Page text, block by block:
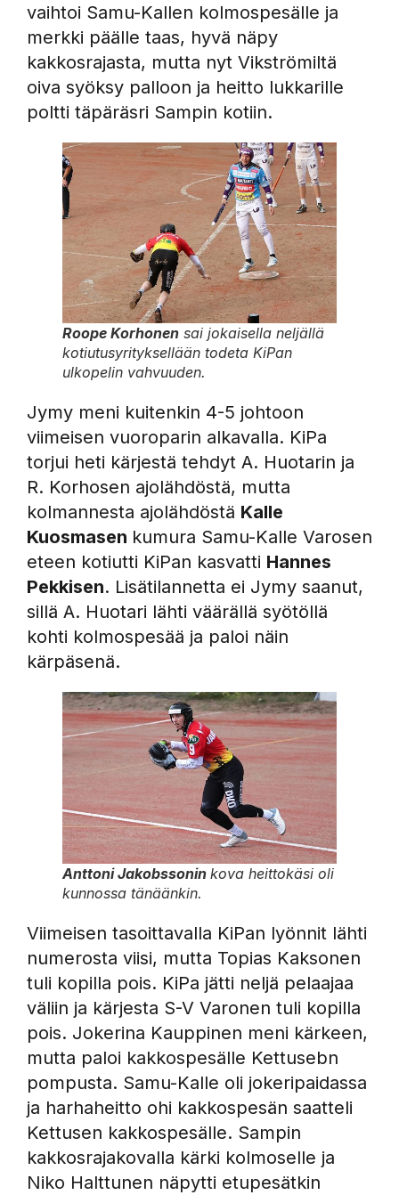
vaihtoi Samu-Kallen kolmospesälle ja
merkki päälle taas, hyvä näpy
kakkosrajasta, mutta nyt Vikströmiltä
oiva syöksy palloon ja heitto lukkarille
poltti täpäräsri Sampin kotiin.
Roope Korhonen sai jokaisella neljällä
kotiutusyrityksellään todeta KiPan
ulkopelin vahvuuden.
Jymy meni kuitenkin 4-5 johtoon
viimeisen vuoroparin alkavalla. KiPa
torjui heti kärjestä tehdyt A. Huotarin ja
R. Korhosen ajolähdöstä, mutta
kolmannesta ajolähdöstä Kalle
Kuosmasen kumura Samu-Kalle Varosen
eteen kotiutti KiPan kasvatti Hannes
Pekkisen. Lisätilannetta ei Jymy saanut,
sillä A. Huotari lähti väärällä syötöllä
kohti kolmospesää ja paloi näin
kärpäsenä.
Anttoni Jakobssonin kova heittokäsi oli
kunnossa tänäänkin.
Viimeisen tasoittavalla KiPan lyönnit lähti
numerosta viisi, mutta Topias Kaksonen
tuli kopilla pois. KiPa jätti neljä pelaajaa
väliin ja kärjesta S-V Varonen tuli kopilla
pois. Jokerina Kauppinen meni kärkeen,
mutta paloi kakkospesälle Kettusebn
pompusta. Samu-Kalle oli jokeripaidassa
ja harhaheitto ohi kakkospesän saatteli
Kettusen kakkospesälle. Sampin
kakkosrajakovalla kärki kolmoselle ja
Niko Halttunen näpytti etupesätkin